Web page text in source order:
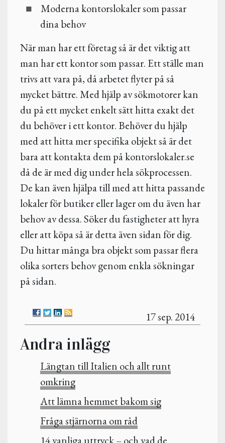
Moderna kontorslokaler som passar
dina behov
När man har ett företag så är det viktig att
man har ett kontor som passar. Ett ställe man
trivs att vara på, då arbetet flyter på så
mycket bättre. Med hjälp av sökmotorer kan
du på ett mycket enkelt sätt hitta exakt det
du behöver i ett kontor. Behöver du hjälp
med att hitta mer specifika objekt så är det
bara att kontakta dem på kontorslokaler.se
då de är med dig under hela sökprocessen.
De kan även hjälpa till med att hitta passande
lokaler för butiker eller lager om du även har
behov av dessa. Söker du fastigheter att hyra
eller att köpa så är detta även sidan för dig.
Du hittar många bra objekt som passar flera
olika sorters behov genom enkla sökningar
på sidan.
17 sep. 2014
Andra inlägg
Längtan till Italien och allt runt
omkring
Att lämna hemmet bakom sig
Fråga stjärnorna om råd